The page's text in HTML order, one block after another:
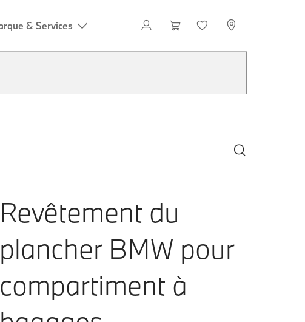
Revêtement du
plancher BMW pour
compartiment à